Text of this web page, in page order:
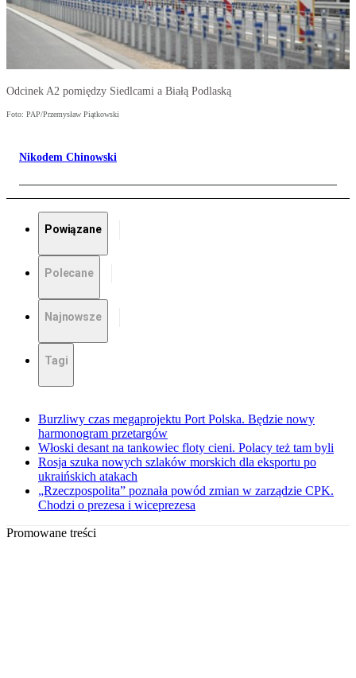
Odcinek A2 pomiędzy Siedlcami a Białą Podlaską
Foto: PAP/Przemysław Piątkowski
Nikodem Chinowski
Powiązane
Polecane
Najnowsze
Tagi
Burzliwy czas megaprojektu Port Polska. Będzie nowy
harmonogram przetargów
Włoski desant na tankowiec floty cieni. Polacy też tam byli
Rosja szuka nowych szlaków morskich dla eksportu po
ukraińskich atakach
„Rzeczpospolita” poznała powód zmian w zarządzie CPK.
Chodzi o prezesa i wiceprezesa
Promowane treści